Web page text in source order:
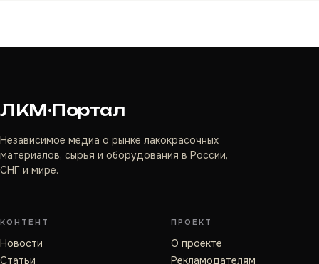
ЛКМ·Портал
Независимое медиа о рынке лакокрасочных
материалов, сырья и оборудования в России,
СНГ и мире.
КОНТЕНТ
Новости
Статьи
ПРОЕКТ
О проекте
Рекламодателям